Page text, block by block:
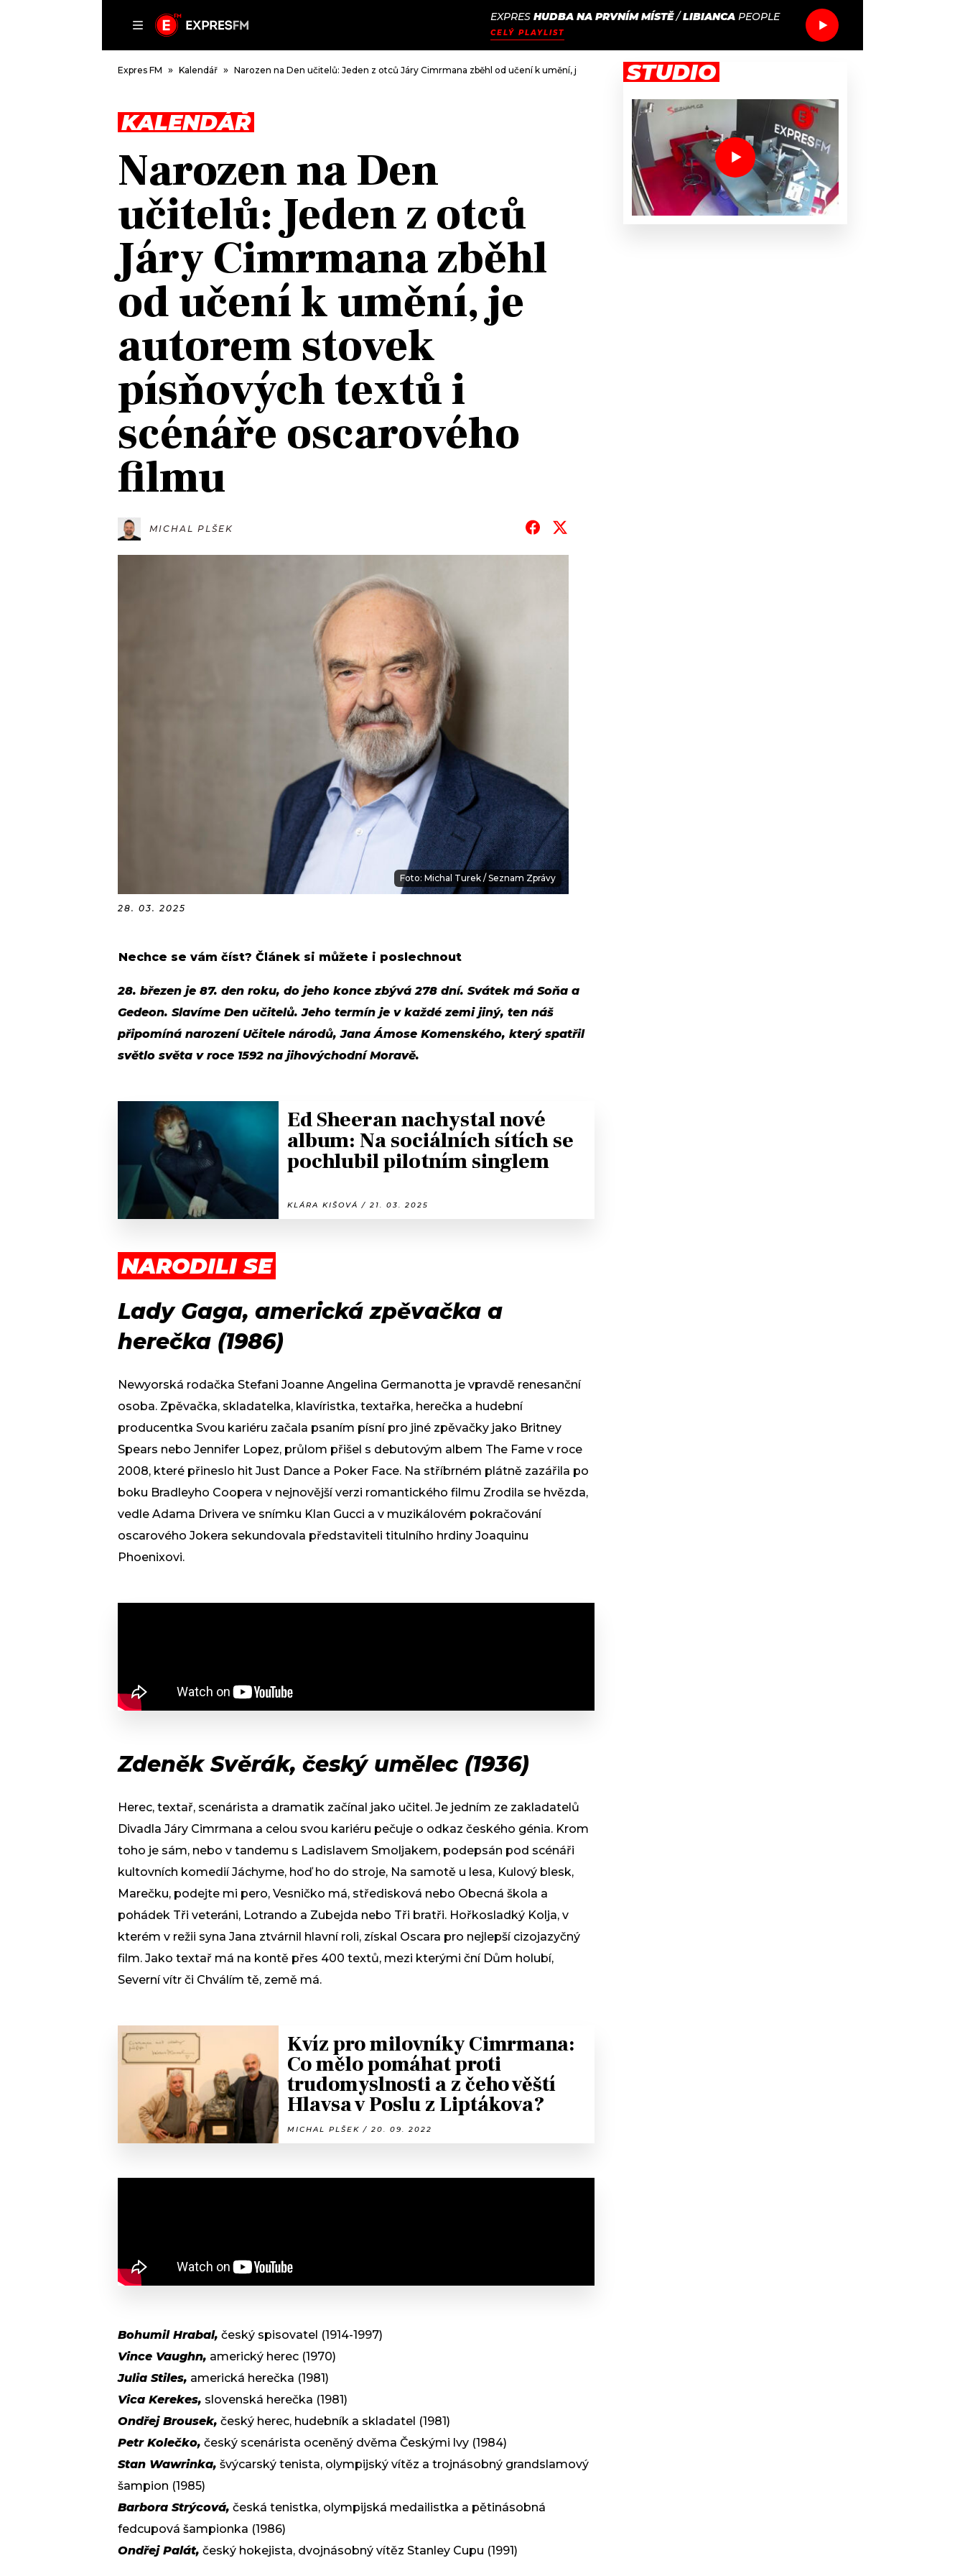
EXPRES HUDBA NA PRVNÍM MÍSTĚ/LIBIANCA PEOPLE
CELÝ PLAYLIST
DOMŮ
ČLÁNKY
HUDBA
ROZHOVORY
#NEBUDUDOMA
KALENDÁŘ
KVÍZY
TRENDY
KULTURA
MIX
OSTATNÍ
PODCASTY
JAK NALADIT
RÁDIO
APLIKACE
PROGRAM
JAK NALADIT
SOUTĚŽE
Expres FM Kalendář Narozen na Den učitelů: Jeden z otců Járy Cimrmana zběhl od učení k umění, je autorem stovek písňových textů i scénáře oscarového filmu
KALENDÁŘ
Narozen na Den
učitelů: Jeden z otců
Járy Cimrmana zběhl
od učení k umění, je
autorem stovek
písňových textů i
scénáře oscarového
filmu
MICHAL PLŠEK
Foto: Michal Turek / Seznam Zprávy
28. 03. 2025
Nechce se vám číst? Článek si můžete i poslechnout
28. březen je 87. den roku, do jeho konce zbývá 278 dní. Svátek má Soňa a
Gedeon. Slavíme Den učitelů. Jeho termín je v každé zemi jiný, ten náš
připomíná narození Učitele národů, Jana Ámose Komenského, který spatřil
světlo světa v roce 1592 na jihovýchodní Moravě.
Ed Sheeran nachystal nové
album: Na sociálních sítích se
pochlubil pilotním singlem
KLÁRA KIŠOVÁ / 21. 03. 2025
NARODILI SE
Lady Gaga, americká zpěvačka a
herečka (1986)
Newyorská rodačka Stefani Joanne Angelina Germanotta je vpravdě renesanční
osoba. Zpěvačka, skladatelka, klavíristka, textařka, herečka a hudební
producentka Svou kariéru začala psaním písní pro jiné zpěvačky jako Britney
Spears nebo Jennifer Lopez, průlom přišel s debutovým albem The Fame v roce
2008, které přineslo hit Just Dance a Poker Face. Na stříbrném plátně zazářila po
boku Bradleyho Coopera v nejnovější verzi romantického filmu Zrodila se hvězda,
vedle Adama Drivera ve snímku Klan Gucci a v muzikálovém pokračování
oscarového Jokera sekundovala představiteli titulního hrdiny Joaquinu
Phoenixovi.
Zdeněk Svěrák, český umělec (1936)
Herec, textař, scenárista a dramatik začínal jako učitel. Je jedním ze zakladatelů
Divadla Járy Cimrmana a celou svou kariéru pečuje o odkaz českého génia. Krom
toho je sám, nebo v tandemu s Ladislavem Smoljakem, podepsán pod scénáři
kultovních komedií Jáchyme, hoď ho do stroje, Na samotě u lesa, Kulový blesk,
Marečku, podejte mi pero, Vesničko má, středisková nebo Obecná škola a
pohádek Tři veteráni, Lotrando a Zubejda nebo Tři bratři. Hořkosladký Kolja, v
kterém v režii syna Jana ztvárnil hlavní roli, získal Oscara pro nejlepší cizojazyčný
film. Jako textař má na kontě přes 400 textů, mezi kterými ční Dům holubí,
Severní vítr či Chválím tě, země má.
Kvíz pro milovníky Cimrmana:
Co mělo pomáhat proti
trudomyslnosti a z čeho věští
Hlavsa v Poslu z Liptákova?
MICHAL PLŠEK / 20. 09. 2022
Bohumil Hrabal, český spisovatel (1914-1997)
Vince Vaughn, americký herec (1970)
Julia Stiles, americká herečka (1981)
Vica Kerekes, slovenská herečka (1981)
Ondřej Brousek, český herec, hudebník a skladatel (1981)
Petr Kolečko, český scenárista oceněný dvěma Českými lvy (1984)
Stan Wawrinka, švýcarský tenista, olympijský vítěz a trojnásobný grandslamový
šampion (1985)
Barbora Strýcová, česká tenistka, olympijská medailistka a pětinásobná
fedcupová šampionka (1986)
Ondřej Palát, český hokejista, dvojnásobný vítěz Stanley Cupu (1991)
STUDIO